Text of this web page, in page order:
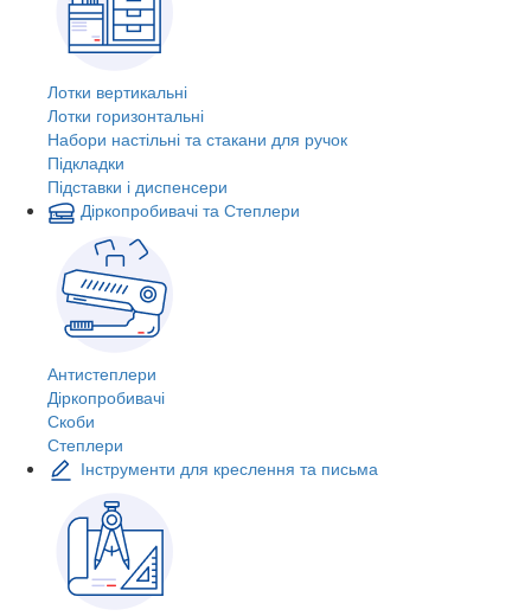
Лотки вертикальні
Лотки горизонтальні
Набори настільні та стакани для ручок
Підкладки
Підставки і диспенсери
Діркопробивачі та Степлери
Антистеплери
Діркопробивачі
Скоби
Степлери
Інструменти для креслення та письма